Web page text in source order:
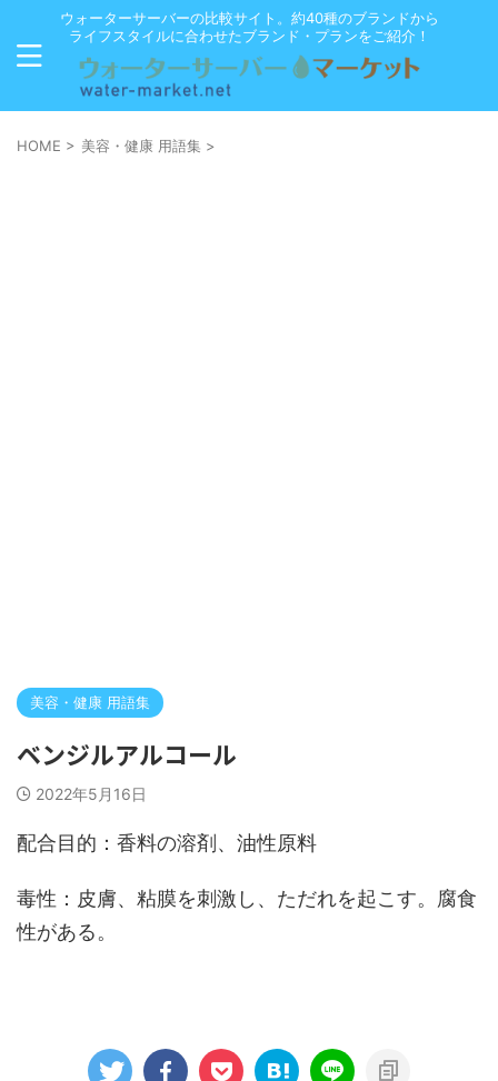
ウォーターサーバーの比較サイト。約40種のブランドから
ライフスタイルに合わせたブランド・プランをご紹介！
HOME > 美容・健康 用語集 >
美容・健康 用語集
ベンジルアルコール
2022年5月16日
配合目的：香料の溶剤、油性原料
毒性：皮膚、粘膜を刺激し、ただれを起こす。腐食
性がある。